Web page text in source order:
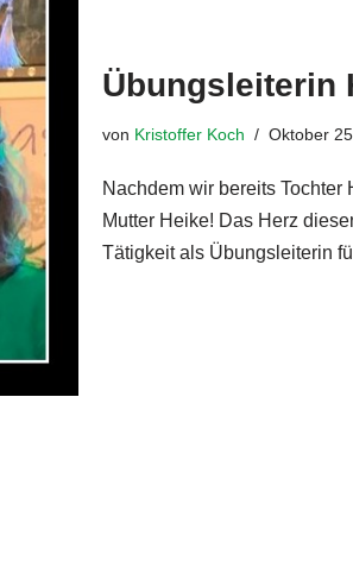
Übungsleiterin
von Kristoffer Koch Oktober
Nachdem wir bereits
Mutter Heike! Das Herz
Tätigkeit als Übungsleiterin